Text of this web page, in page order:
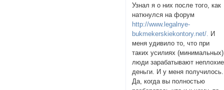
Узнал я о них после того, как
наткнулся на форум
http://www.legalnye-
bukmekerskiekontory.net/.
И
меня удивило то, что при
таких усилиях
люди зарабатывают неплохие
деньги. И у меня получилось.
Да, когда вы полностью